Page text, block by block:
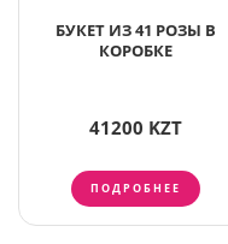
БУКЕТ ИЗ 41 РОЗЫ В
КОРОБКЕ
41200 KZT
ПОДРОБНЕЕ